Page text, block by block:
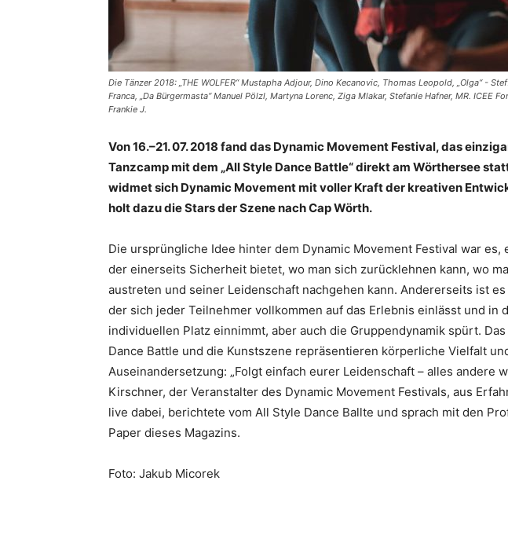
Die Tänzer 2018: „THE WOLFER“ Mustapha Adjour, Dino Kecanovic, Thomas Leopold, „Olga“ -
Franca, „Da Bürgermasta“ Manuel Pölzl, Martyna Lorenc, Ziga Mlakar, Stefanie Hafner, MR. ICEE
Frankie J.
Von 16.–21. 07. 2018 fand das Dynamic Movement Festival, das
Tanzcamp mit dem „All Style Dance Battle“ direkt am Wörthersee
widmet sich Dynamic Movement mit voller Kraft der kreativen
holt dazu die Stars der Szene nach Cap Wörth.
Die ursprüngliche Idee hinter dem Dynamic Movement Festival war es,
der einerseits Sicherheit bietet, wo man sich zurücklehnen kann, wo
austreten und seiner Leidenschaft nachgehen kann. Andererseits ist
der sich jeder Teilnehmer vollkommen auf das Erlebnis einlässt und in
individuellen Platz einnimmt, aber auch die Gruppendynamik spürt.
Dance Battle und die Kunstszene repräsentieren körperliche Vielfalt
Auseinandersetzung: „Folgt einfach eurer Leidenschaft – alles andere
Kirschner, der Veranstalter des Dynamic Movement Festivals, aus
live dabei, berichtete vom All Style Dance Ballte und sprach mit den
Paper dieses Magazins.
Foto: Jakub Micorek